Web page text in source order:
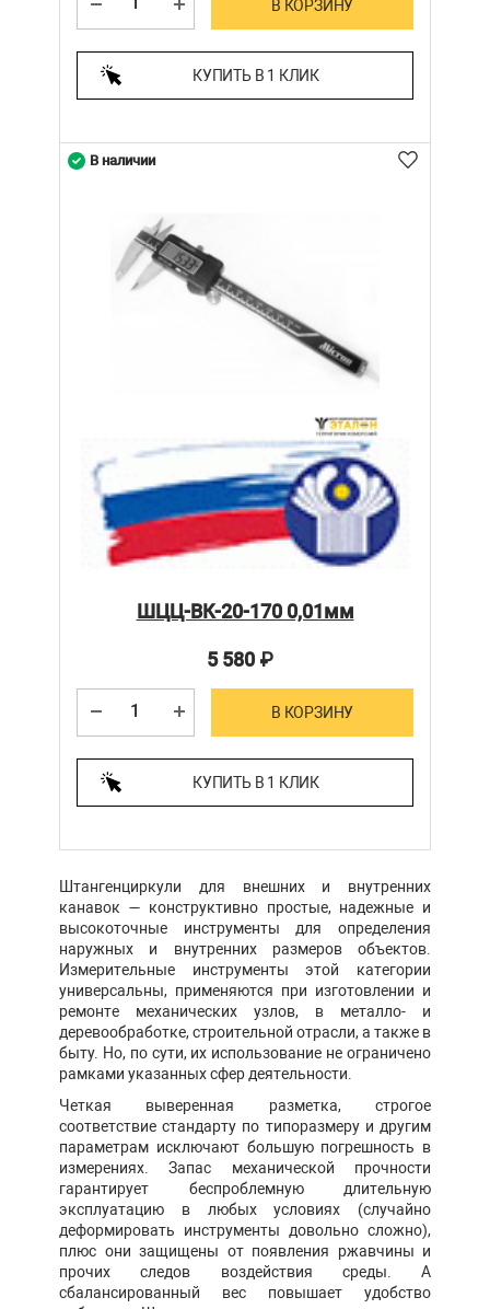
В КОРЗИНУ
КУПИТЬ В 1 КЛИК
ШЦЦ-ВК-20-170 0,01мм
5 580₽
В КОРЗИНУ
КУПИТЬ В 1 КЛИК
В наличии
Штангенциркули для внешних и внутренних
канавок — конструктивно простые, надежные и
высокоточные инструменты для определения
наружных и внутренних размеров объектов.
Измерительные инструменты этой категории
универсальны, применяются при изготовлении и
ремонте механических узлов, в металло- и
деревообработке, строительной отрасли, а также в
быту. Но, по сути, их использование не ограничено
рамками указанных сфер деятельности.
Четкая выверенная разметка, строгое
соответствие стандарту по типоразмеру и другим
параметрам исключают большую погрешность в
измерениях. Запас механической прочности
гарантирует беспроблемную длительную
эксплуатацию в любых условиях (случайно
деформировать инструменты довольно сложно),
плюс они защищены от появления ржавчины и
прочих следов воздействия среды. А
сбалансированный вес повышает удобство